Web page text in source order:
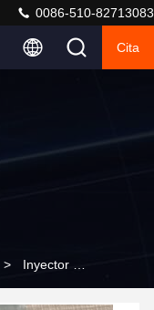
0086-510-82713083
Cita
> Inyector de